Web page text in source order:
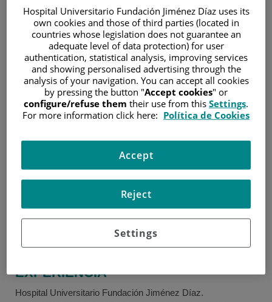
Jose Enrique
Garcia Villayzan
Ginecología y Obstetricia
Decana de América.
Especialista vía MIR en
Ginecología y
Obstetricia. Hospital
Universitario Fundación
Jiménez Díaz.
Máster Universitario de
Doctorado en Medicina y Cirugía, en el área de
Ginecología Oncológica por la Universidad Autónoma de
Madrid (UAM) con la tesis: "Estudio prospectivo para la
validación de la detección del ganglio centinela mediante la
técnica de inmunofluorescencia en estadios inciales del
cáncer de endometrio en la era molecular"
EXPERIENCIA
Hospital Universitario Fundación Jiménez Díaz.
Hospital Universitario Fundación Jiménez Díaz uses its
own cookies and those of third parties (located in
countries whose legislation does not guarantee an
adequate level of data protection) for user
authentication, statistical analysis, improving services
and showing personalised advertising through the
analysis of your navigation. You can accept all cookies
by pressing the button "Accept cookies" or
configure/refuse them their use from this Settings.
For more information click here: Política de Cookies
Settings
Reject
Accept